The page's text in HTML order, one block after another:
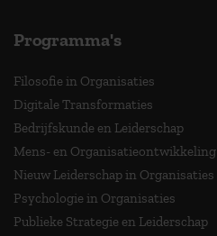
Programma's
Filosofie in Organisaties
Digitale Transformaties
Bedrijfskunde en Leiderschap
Mens- en Organisatieontwikkeling
Nieuw Leiderschap in Organisaties
Psychologie in Organisaties
Publieke Strategie en Leiderschap